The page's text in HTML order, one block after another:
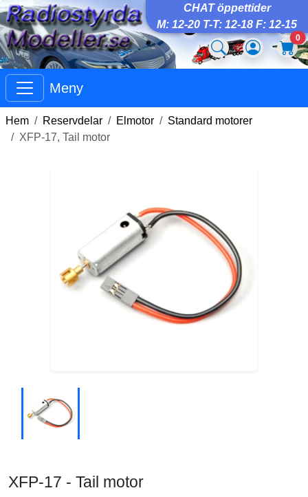
CHAT öppettider
M: 12-20 T-T: 12-18 F: 12-15
0
Meny
Hem Reservdelar Elmotor
Standard motorer
XFP-17, Tail motor
XFP-17 - Tail motor